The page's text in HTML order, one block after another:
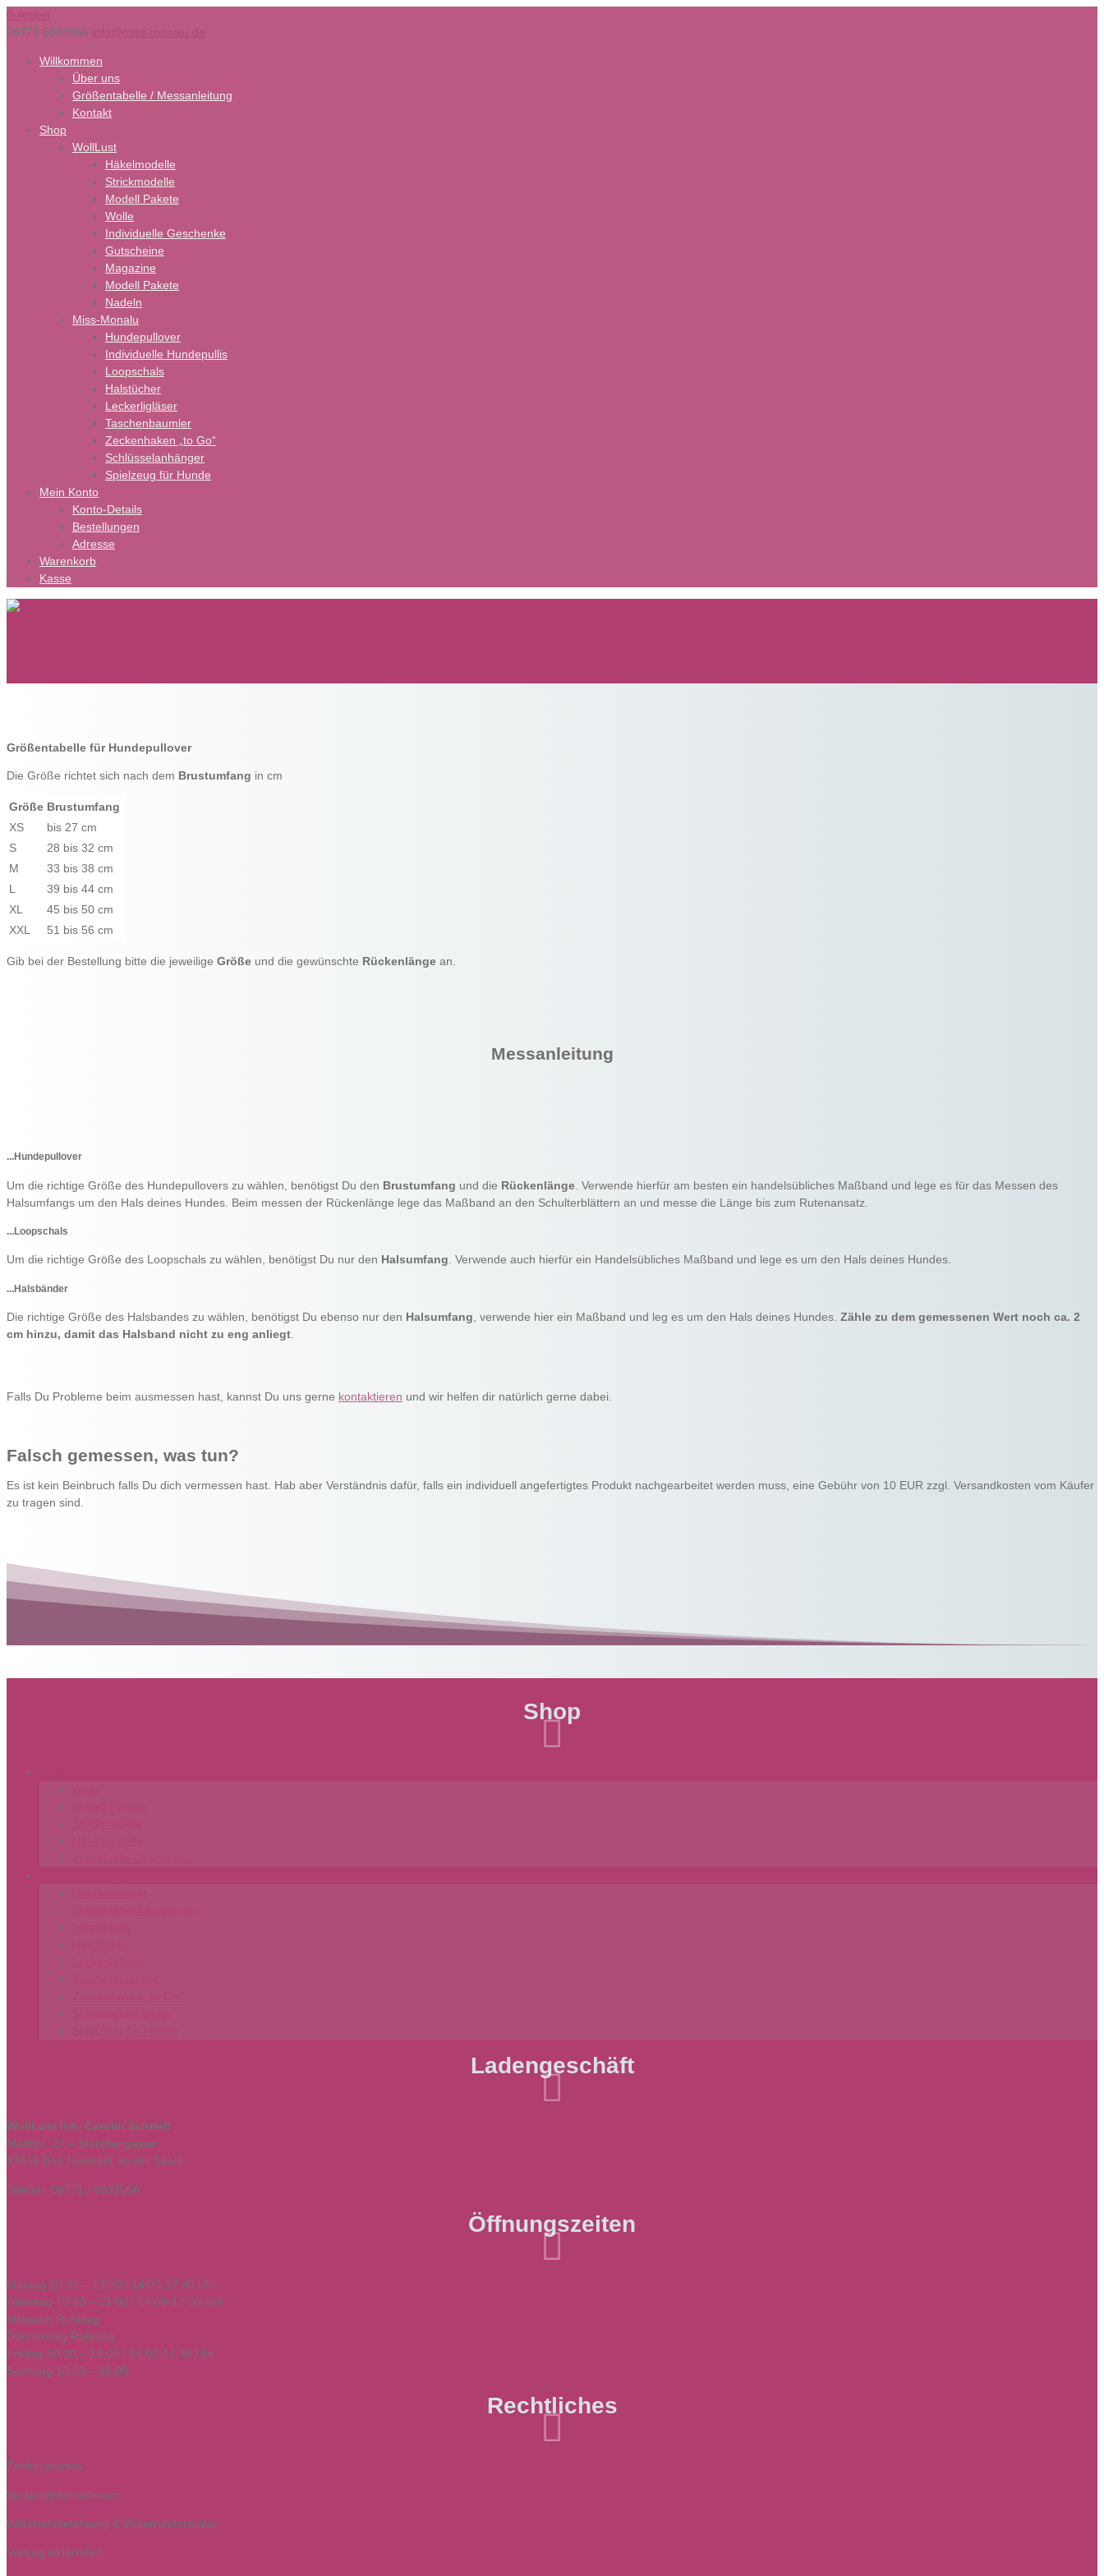
09771 6883066
Willkommen
Über uns
Größentabelle / Messanleitung
Kontakt
Shop
WollLust
Häkelmodelle
Strickmodelle
Modell Pakete
Wolle
Individuelle Geschenke
Gutscheine
Magazine
Modell Pakete
Nadeln
Miss-Monalu
Hundepullover
Individuelle Hundepullis
Loopschals
Halstücher
Leckerligläser
Taschenbaumler
Zeckenhaken „to Go“
Schlüsselanhänger
Spielzeug für Hunde
Mein Konto
Konto-Details
Bestellungen
Adresse
Warenkorb
Kasse
Größentabelle für Hundepullover
Die Größe richtet sich nach dem Brustumfang in cm
Größe Brustumfang
XS
bis 27 cm
S
28 bis 32 cm
M
33 bis 38 cm
L
39 bis 44 cm
XL
45 bis 50 cm
XXL
51 bis 56 cm
Gib bei der Bestellung bitte die jeweilige Größe und die gewünschte Rückenlänge an.
Messanleitung
...Hundepullover
Um die richtige Größe des Hundepullovers zu wählen, benötigst Du den Brustumfang und die Rückenlänge . Verwende hierfür am besten ein handelsübliches Maßband und lege es für das Messen des
Halsumfangs um den Hals deines Hundes. Beim messen der Rückenlänge lege das Maßband an den Schulterblättern an und messe die Länge bis zum Rutenansatz.
...Loopschals
Um die richtige Größe des Loopschals zu wählen, benötigst Du nur den Halsumfang. Verwende auch hierfür ein Handelsübliches Maßband und lege es um den Hals deines Hundes.
...Halsbänder
Die richtige Größe des Halsbandes zu wählen, benötigst Du ebenso nur den Halsumfang , verwende hier ein Maßband und leg es um den Hals deines Hundes. Zähle zu dem gemessenen Wert noch ca. 2
cm hinzu, damit das Halsband nicht zu eng anliegt
Falls Du Probleme beim ausmessen hast, kannst Du uns gerne kontaktieren und wir helfen dir natürlich gerne dabei.
Falsch gemessen, was tun?
Es ist kein Beinbruch falls Du dich vermessen hast. Hab aber Verständnis dafür, falls ein individuell angefertigtes Produkt nachgearbeitet werden muss, eine Gebühr von 10 EUR zzgl. Versandkosten vom Käufer
zu tragen sind.
Shop

Ladengeschäft

WollLust Inh. Carolin Schmitt
Marktpl. 23 – Storchengasse
97616 Bad Neustadt an der Saale
Telefon: 09771 / 6883066
Öffnungszeiten

Montag 10:30 – 13:00 / 14:00-17:30 Uhr
Dienstag 10:30 – 13:00 / 14:00-17:30 Uhr
Mittwoch Ruhetag
Donnerstag Ruhetag
Freitag 10:30 – 13:00 / 14:00-17:30 Uhr
Samstag 10:00 – 13:00
Rechtliches

Zahlungsarten
Versandinformationen
Widerrufsbelehrung & Widerrufsformular
Vertrag widerrufen